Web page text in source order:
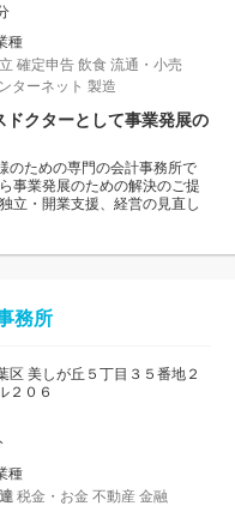
種
確定申告 飲食 流通・小売
ターネット 製造
クターとして事業発展の
のための専門の会計事務所で
事業発展のための解決のご提
立・開業支援、経営の見直し
務所
区 美しが丘５丁目３５番地２
２０６
種
税金・お金 不動産 金融